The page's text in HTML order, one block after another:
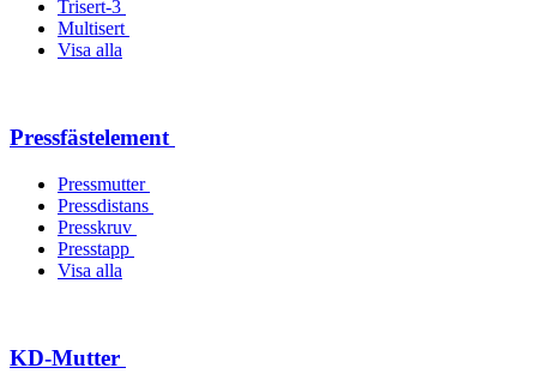
Trisert-3
Multisert
Visa alla
Pressfästelement
Pressmutter
Pressdistans
Presskruv
Presstapp
Visa alla
KD-Mutter